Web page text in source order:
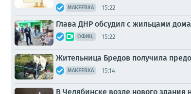
МАКЕЕВКА 15:22
Глава ДНР обсудил с жильцами
ОФИЦ. 15:22
Жительница Бредов получила
МАКЕЕВКА 15:14
В Челябинске возле нового здания